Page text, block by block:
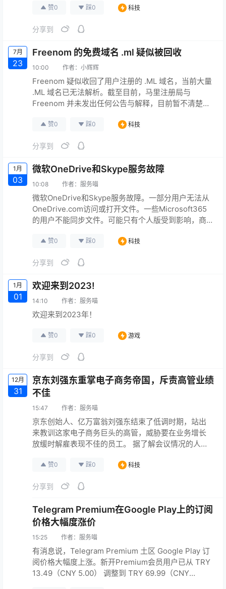
mkt_tok=MTU3LUdRRS0zODIAAAGNNqNqTgOYQL
FTLCWXQO9B3Hc9amv7F8BIXCc7nZZMyaC1XBG
赞0 踩0 科技
分享到
7月
23
Freenom 的免费域名 .ml 疑似被回收
10:00 作者： 小辉辉
Freenom 疑似收回了用户注册的 .ML 域名，当前大量
.ML 域名已无法解析。截至目前，马里注册局与
Freenom 并未发出任何公告与解释，目前暂不清楚该
蓬当局已收回在 Freenom 等地方注册的 .ga 域名的管
赞0 踩0 科技
分享到
1月
03
微软OneDrive和Skype服务故障
10:08 作者： 服务喵
微软OneDrive和Skype服务故障。一部分用户无法从
OneDrive.com访问或打开文件。一些Microsoft365
的用户不能同步文件。可能只有个人版受到影响，商
近购买的Skype点数或电话卡。微软公司
赞0 踩0 科技
分享到
1月
01
欢迎来到2023!
14:10 作者： 服务喵
欢迎来到2023年！
赞0 踩0 游戏
分享到
12月
31
京东刘强东重掌电子商务帝国，斥责高管业绩
不佳
15:47 作者： 服务喵
京东创始人、亿万富翁刘强东结束了低调时期，站出
来教训这家电子商务巨头的高管，威胁要在业务增长
放缓时解雇表现不佳的员工。 据了解会议情况的人士
司的高管，并没有点名具体的人，而是将一些人描述
控的民事案件后，从香港发表了讲话。 一位参加了 12
露…
原文连接
赞0 踩0 科技
分享到
Telegram Premium在Google Play上的订阅
价格大幅度涨价
15:25 作者： 服务喵
有消息说，Telegram Premium 土区 Google Play 订
阅价格大幅度上涨。新开Premium会员用户已从 TRY
13.49（CNY 5.00） 调整到 TRY 69.99（CNY